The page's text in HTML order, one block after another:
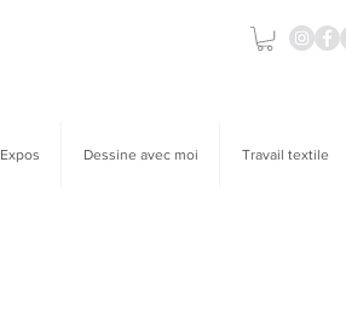
Expos Dessine avec moi Travail textile